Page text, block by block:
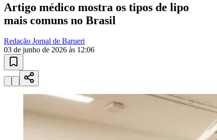
Artigo médico mostra os tipos de lipo
mais comuns no Brasil
Redação Jornal de Barueri
03 de junho de 2026 às 12:06